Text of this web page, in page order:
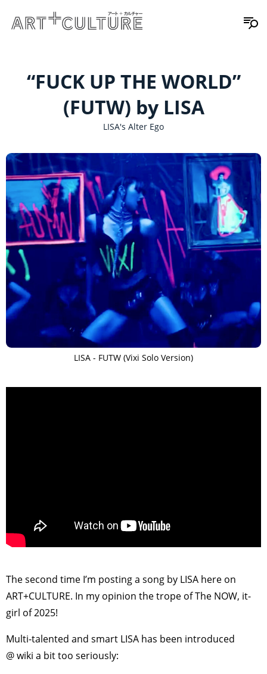
“FUCK UP THE WORLD”
(FUTW) by LISA
LISA's Alter Ego
LISA - FUTW (Vixi Solo Version)
The second time I’m posting a song by LISA here on
ART+CULTURE. In my opinion the trope of The NOW, it-
girl of 2025!
Multi-talented and smart LISA has been introduced
@ wiki a bit too seriously: